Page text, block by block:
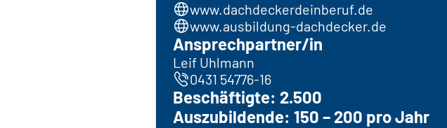
www.dachdeckerdeinberuf.de
www.ausbildung-dachdecker.de
Ansprechpartner/in
Leif Uhlmann
0431 54776-16
Beschäftigte: 2.500
Auszubildende: 150 – 200 pro Jahr